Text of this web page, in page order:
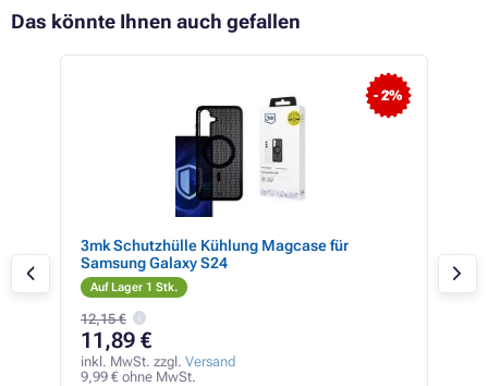
Das könnte Ihnen auch gefallen
- 2%
3mk Schutzhülle Kühlung Magcase für
Samsung Galaxy S24
Auf Lager 1 Stk.
12,15 €
11,89 €
inkl. MwSt. zzgl. Versand
9,99 € ohne MwSt.